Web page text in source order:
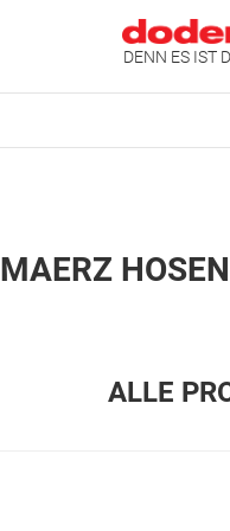
DENN ES IST
MAERZ
ALLE